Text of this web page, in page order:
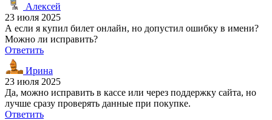
Алексей
23 июля 2025
А если я купил билет онлайн, но допустил ошибку в имени?
Можно ли исправить?
Ответить
Ирина
23 июля 2025
Да, можно исправить в кассе или через поддержку сайта, но
лучше сразу проверять данные при покупке.
Ответить